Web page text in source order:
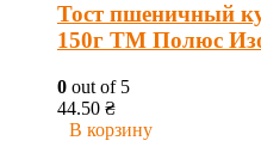
Тост пшеничный
150г ТМ Полюс
0 out of 5
44.50 ₴
В корзину